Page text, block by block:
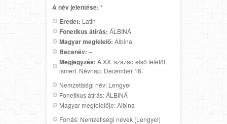
A név jelentése: *
Eredet: Latin
Fonetikus átírás: ÁLBINÁ
Magyar megfelelő: Albina
Becenév: –
Megjegyzés: A XX. század első felétől
ismert. Névnap: December 16.
Nemzetiségi név: Lengyel
Fonetikus átírás: ÁLBINÁ
Magyar megfelelője: Albina
Forrás: Nemzetiségi nevek (Lengyel)